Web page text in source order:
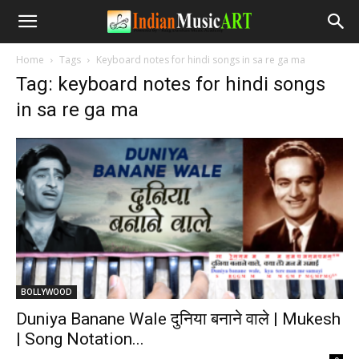
Home Tags Keyboard notes for hindi songs in sa re ga ma
Tag: keyboard notes for hindi songs
in sa re ga ma
BOLLYWOOD
Duniya Banane Wale दुनिया बनाने वाले | Mukesh
| Song Notation...